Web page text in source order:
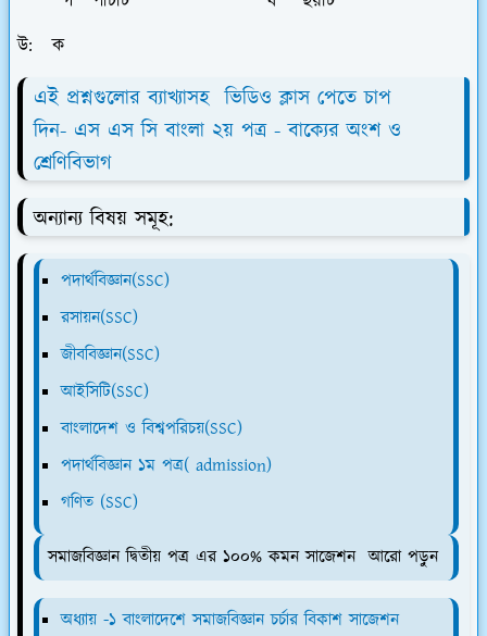
উ: ক
এই প্রশ্নগুলোর ব্যাখ্যাসহ ভিডিও ক্লাস পেতে চাপ
দিন- এস এস সি বাংলা ২য় পত্র - বাক্যের অংশ ও
শ্রেণিবিভাগ
অন্যান্য বিষয় সমূহ:
পদার্থবিজ্ঞান(SSC)
রসায়ন(SSC)
জীববিজ্ঞান(SSC)
আইসিটি(SSC)
বাংলাদেশ ও বিশ্বপরিচয়(SSC)
পদার্থবিজ্ঞান ১ম পত্র( admission)
গণিত (SSC)
সমাজবিজ্ঞান দ্বিতীয় পত্র এর ১০০% কমন সাজেশন আরো পড়ুন
অধ্যায় -১ বাংলাদেশে সমাজবিজ্ঞান চর্চার বিকাশ সাজেশন